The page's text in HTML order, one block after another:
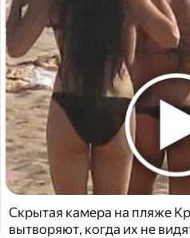
Скрытая камера на пляже
вытворяют, когда их не